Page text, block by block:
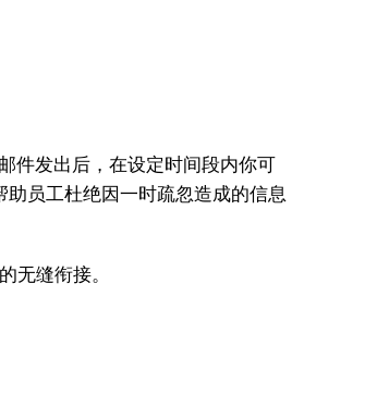
件发出后，在设定时间段内你可
助员工杜绝因一时疏忽造成的信息
无缝衔接。